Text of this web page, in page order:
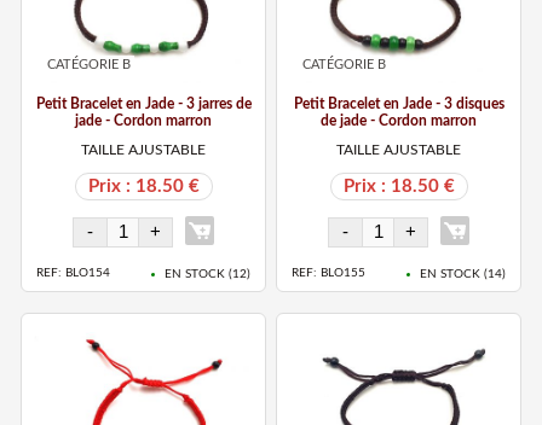
CATÉGORIE B
Petit Bracelet en Jade - 3 jarres de
jade - Cordon marron
TAILLE AJUSTABLE
Prix : 18.50 €
REF: BLO154 EN STOCK ( 12)
CATÉGORIE B
Petit Bracelet en Jade - 3 disques
de jade - Cordon marron
TAILLE AJUSTABLE
Prix : 18.50 €
REF: BLO155 EN STOCK ( 14)